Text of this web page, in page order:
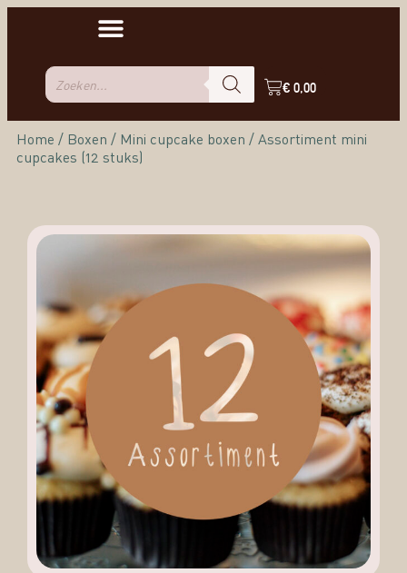
€0,00
Home / Boxen / Mini cupcake boxen / Assortiment mini
cupcakes (12 stuks)